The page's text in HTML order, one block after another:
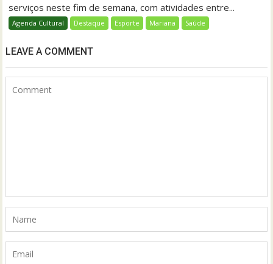
serviços neste fim de semana, com atividades entre...
Agenda Cultural Destaque Esporte Mariana Saúde
LEAVE A COMMENT